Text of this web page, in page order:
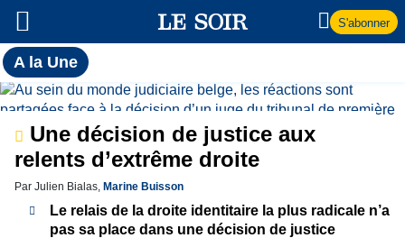
S'abonner
A la UneToutes
l'actualité
du Soir
A
la
Une
Une décision de justice aux
relents d’extrême droite
Par Julien Bialas, Marine Buisson
Le relais de la droite identitaire la plus radicale n’a
pas sa place dans une décision de justice